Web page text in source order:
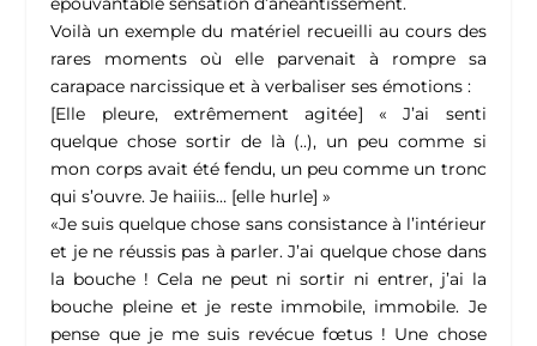
Voilà un exemple du matériel recueilli au cours des
rares moments où elle parvenait à rompre sa
carapace narcissique et à verbaliser ses émotions :
[Elle pleure, extrêmement agitée] « J’ai senti
quelque chose sortir de là (..), un peu comme si
mon corps avait été fendu, un peu comme un tronc
qui s’ouvre. Je haiiis… [elle hurle] »
«Je suis quelque chose sans consistance à l’intérieur
et je ne réussis pas à parler. J’ai quelque chose dans
la bouche ! Cela ne peut ni sortir ni entrer, j’ai la
bouche pleine et je reste immobile, immobile. Je
pense que je me suis revécue fœtus ! Une chose